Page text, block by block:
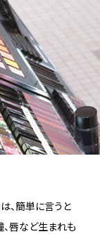
、簡単に言うと
、唇など生まれも